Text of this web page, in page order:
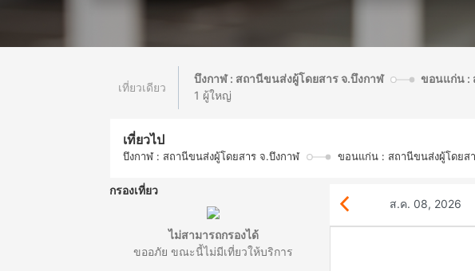
เที่ยวเดียว
บึงกาฬ : สถานีขนส่งผู้โดยสาร จ.บึงกาฬ
ขอนแก่น :
1 ผู้ใหญ่
เที่ยวไป
บึงกาฬ : สถานีขนส่งผู้โดยสาร จ.บึงกาฬ ขอนแก่น : สถานีขนส่งผู้โดยส
กรองเที่ยว
ไม่สามารถกรองได้
ขออภัย ขณะนี้ไม่มีเที่ยวให้บริการ
ส.ค. 08, 2026